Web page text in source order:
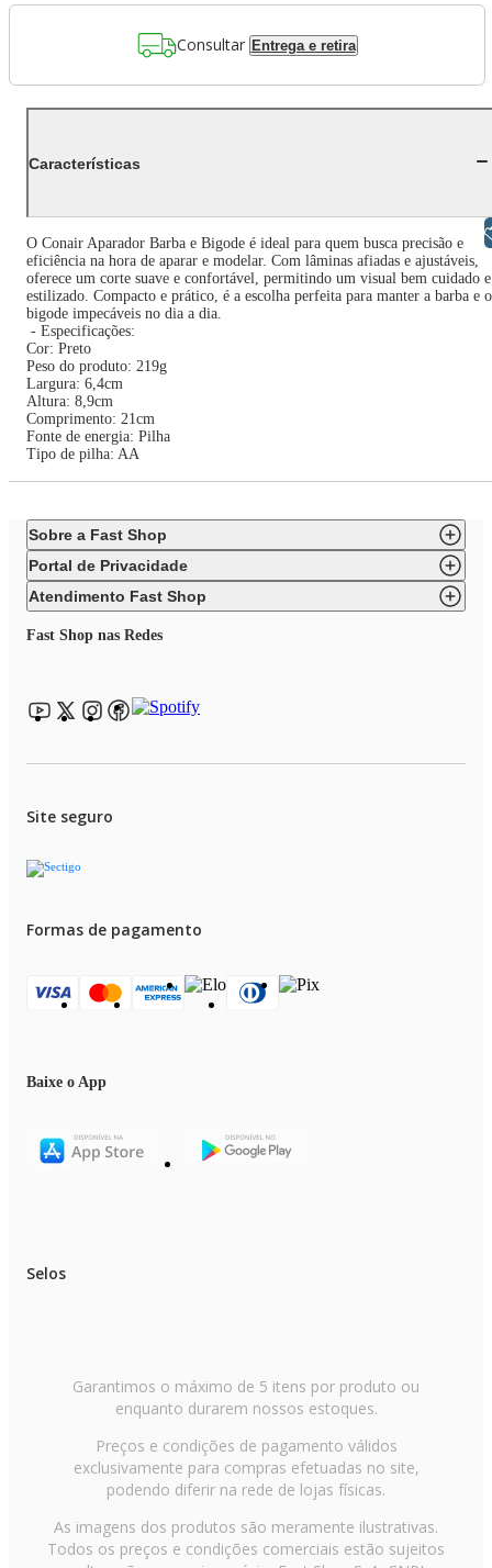
Consultar Entrega e retira
Características
O Conair Aparador Barba e Bigode é ideal para quem busca precisão e
eficiência na hora de aparar e modelar. Com lâminas afiadas e ajustáveis,
oferece um corte suave e confortável, permitindo um visual bem cuidado e
estilizado. Compacto e prático, é a escolha perfeita para manter a barba e o
bigode impecáveis no dia a dia.
- Especificações:
Cor: Preto
Peso do produto: 219g
Largura: 6,4cm
Altura: 8,9cm
Comprimento: 21cm
Fonte de energia: Pilha
Tipo de pilha: AA
Sobre a Fast Shop
Portal de Privacidade
Atendimento Fast Shop
Fast Shop nas Redes
Site seguro
Formas de pagamento
Baixe o App
Selos
Garantimos o máximo de 5 itens por produto ou
enquanto durarem nossos estoques.
Preços e condições de pagamento válidos
exclusivamente para compras efetuadas no site,
podendo diferir na rede de lojas físicas.
As imagens dos produtos são meramente ilustrativas.
Todos os preços e condições comerciais estão sujeitos